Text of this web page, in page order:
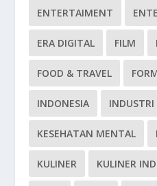
ENTERTAIMENT
ERA DIGITAL FILM
FOOD & TRAVEL
INDONESIA INDUSTRI
KESEHATAN MENTAL
KULINER KULINER